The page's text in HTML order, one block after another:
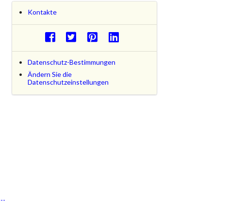
Kontakte
Datenschutz-Bestimmungen
Ändern Sie die
Datenschutzeinstellungen